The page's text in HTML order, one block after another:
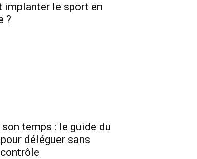
implanter le sport en
?
temps : le guide du
déléguer sans